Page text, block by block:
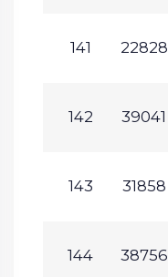
141 22828
142 39041
143 31858
144 38756